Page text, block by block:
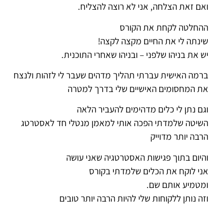
ואם זאת הצלחה, אני לא רוצה להצליח.
ההחלטה לקחת את הקורס
שינתה לי את החיים מקצה לקצה!
יש את בניהו שלפני – ובניהו שאחרי התוכנית.
ברמה האישית עברתי תהליך מדהים שעבר לי לזהות ולנצח
את המחסומים האישיים שלי בדרך למטרה
וגם נתן לי כלים מדהימים להעביר הלאה
השיטה שלמדתי הפכה אותי למאמן מנטלי חד לאסטרטג
הרבה יותר מדוייק
והיום בתוך פגישות האסטרטגיה שאני עושה
אני לוקח את הכלים שלמדתי בקורס
ומטמיע אותם שם.
וזה נותן ללקוחות שלי להיות הרבה יותר טובים